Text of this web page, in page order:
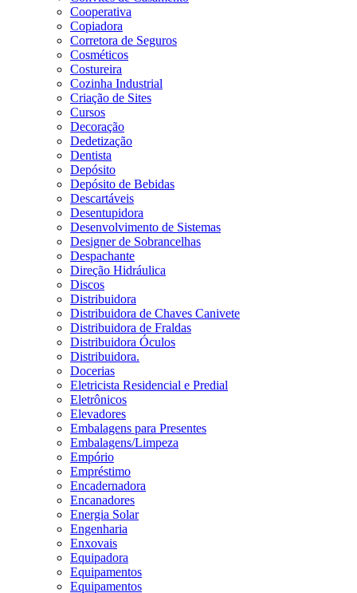
Cooperativa
Copiadora
Corretora de Seguros
Cosméticos
Costureira
Cozinha Industrial
Criação de Sites
Cursos
Decoração
Dedetização
Dentista
Depósito
Depósito de Bebidas
Descartáveis
Desentupidora
Desenvolvimento de Sistemas
Designer de Sobrancelhas
Despachante
Direção Hidráulica
Discos
Distribuidora
Distribuidora de Chaves Canivete
Distribuidora de Fraldas
Distribuidora Óculos
Distribuidora.
Docerias
Eletricista Residencial e Predial
Eletrônicos
Elevadores
Embalagens para Presentes
Embalagens/Limpeza
Empório
Empréstimo
Encadernadora
Encanadores
Energia Solar
Engenharia
Enxovais
Equipadora
Equipamentos
Equipamentos